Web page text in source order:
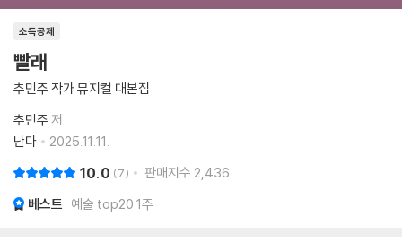
소득공제
빨래
추민주 작가 뮤지컬 대본집
추민주 저
난다
2025.11.11.
10.0 7 판매지수 2,436
베스트 예술 top20 1주